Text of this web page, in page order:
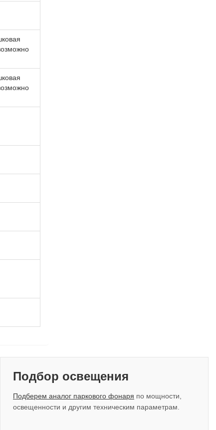
Подбор освещения
Подберем аналог паркового фонаря по мощности,
освещенности и другим техническим параметрам.